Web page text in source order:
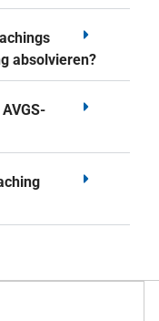
absolvieren?